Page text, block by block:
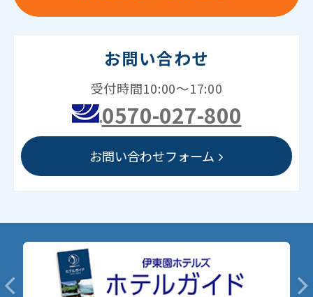
お問い合わせ
受付時間10:00～17:00
0570-027-800
お問い合わせフォーム